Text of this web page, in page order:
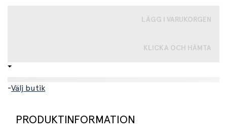
LÄGG I VARUKORGEN
KLICKA OCH HÄMTA
-Välj butik
PRODUKTINFORMATION